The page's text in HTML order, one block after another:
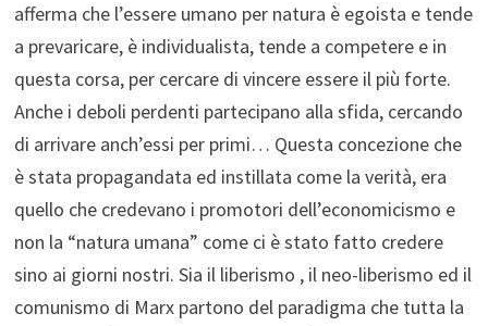
afferma che l’essere umano per natura è egoista e tende
a prevaricare, è individualista, tende a competere e in
questa corsa, per cercare di vincere essere il più forte.
Anche i deboli perdenti partecipano alla sfida, cercando
di arrivare anch’essi per primi… Questa concezione che
è stata propagandata ed instillata come la verità, era
quello che credevano i promotori dell’economicismo e
non la “natura umana” come ci è stato fatto credere
sino ai giorni nostri. Sia il liberismo , il neo-liberismo ed il
comunismo di Marx partono del paradigma che tutta la